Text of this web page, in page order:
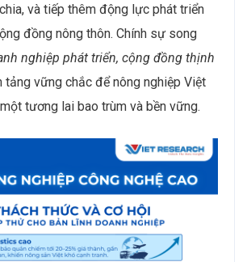
và tiếp thêm động lực phát triển
đồng nông thôn. Chính sự song
nghiệp phát triển, cộng đồng thịnh
tảng vững chắc để nông nghiệp Việt
tương lai bao trùm và bền vững.